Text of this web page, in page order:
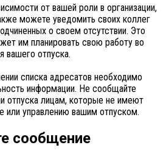
от вашей роли в организации,
можете уведомить своих коллег
о своем отсутствии. Это
им планировать свою работу во
вашего отпуска.
списка адресатов необходимо
информации. Не сообщайте
отпуска лицам, которые не имеют
или управлению вашим отпуском.
сообщение